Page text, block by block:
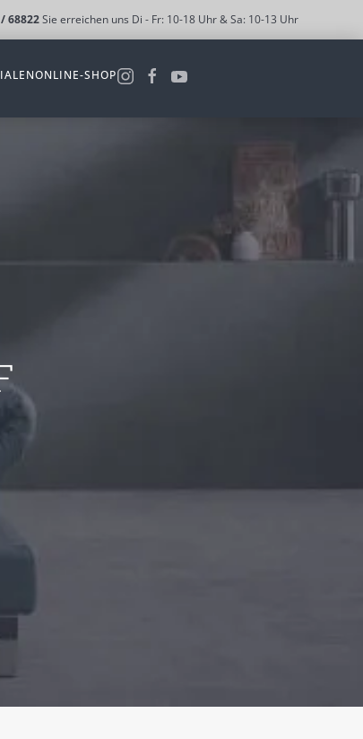
68822Sie erreichen uns Di - Fr: 10-18 Uhr & Sa: 10-13 Uhr
ONLINE-SHOP